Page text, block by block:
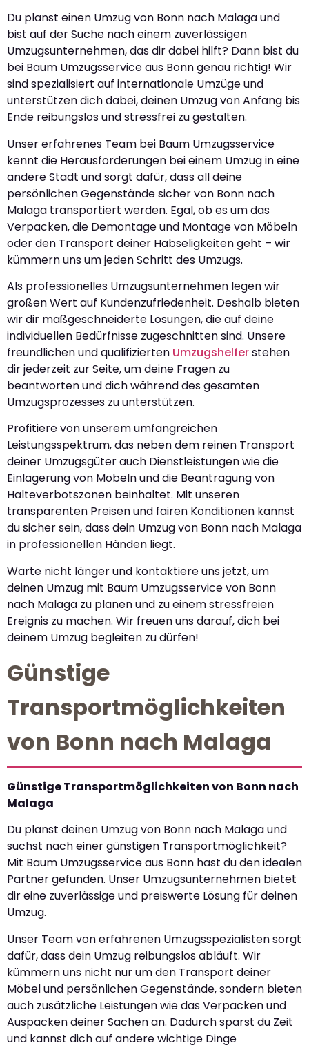
Du planst einen Umzug von Bonn nach Malaga und
bist auf der Suche nach einem zuverlässigen
Umzugsunternehmen, das dir dabei hilft? Dann bist du
bei Baum Umzugsservice aus Bonn genau richtig! Wir
sind spezialisiert auf internationale Umzüge und
unterstützen dich dabei, deinen Umzug von Anfang bis
Ende reibungslos und stressfrei zu gestalten.
Unser erfahrenes Team bei Baum Umzugsservice
kennt die Herausforderungen bei einem Umzug in eine
andere Stadt und sorgt dafür, dass all deine
persönlichen Gegenstände sicher von Bonn nach
Malaga transportiert werden. Egal, ob es um das
Verpacken, die Demontage und Montage von Möbeln
oder den Transport deiner Habseligkeiten geht – wir
kümmern uns um jeden Schritt des Umzugs.
Als professionelles Umzugsunternehmen legen wir
großen Wert auf Kundenzufriedenheit. Deshalb bieten
wir dir maßgeschneiderte Lösungen, die auf deine
individuellen Bedürfnisse zugeschnitten sind. Unsere
freundlichen und qualifizierten Umzugshelferstehen
dir jederzeit zur Seite, um deine Fragen zu
beantworten und dich während des gesamten
Umzugsprozesses zu unterstützen.
Profitiere von unserem umfangreichen
Leistungsspektrum, das neben dem reinen Transport
deiner Umzugsgüter auch Dienstleistungen wie die
Einlagerung von Möbeln und die Beantragung von
Halteverbotszonen beinhaltet. Mit unseren
transparenten Preisen und fairen Konditionen kannst
du sicher sein, dass dein Umzug von Bonn nach Malaga
in professionellen Händen liegt.
Warte nicht länger und kontaktiere uns jetzt, um
deinen Umzug mit Baum Umzugsservice von Bonn
nach Malaga zu planen und zu einem stressfreien
Ereignis zu machen. Wir freuen uns darauf, dich bei
deinem Umzug begleiten zu dürfen!
Günstige
Transportmöglichkeiten
von Bonn nach Malaga
Günstige Transportmöglichkeiten von Bonn nach
Malaga
Du planst deinen Umzug von Bonn nach Malaga und
suchst nach einer günstigen Transportmöglichkeit?
Mit Baum Umzugsservice aus Bonn hast du den idealen
Partner gefunden. Unser Umzugsunternehmen bietet
dir eine zuverlässige und preiswerte Lösung für deinen
Umzug.
Unser Team von erfahrenen Umzugsspezialisten sorgt
dafür, dass dein Umzug reibungslos abläuft. Wir
kümmern uns nicht nur um den Transport deiner
Möbel und persönlichen Gegenstände, sondern bieten
auch zusätzliche Leistungen wie das Verpacken und
Auspacken deiner Sachen an. Dadurch sparst du Zeit
und kannst dich auf andere wichtige Dinge